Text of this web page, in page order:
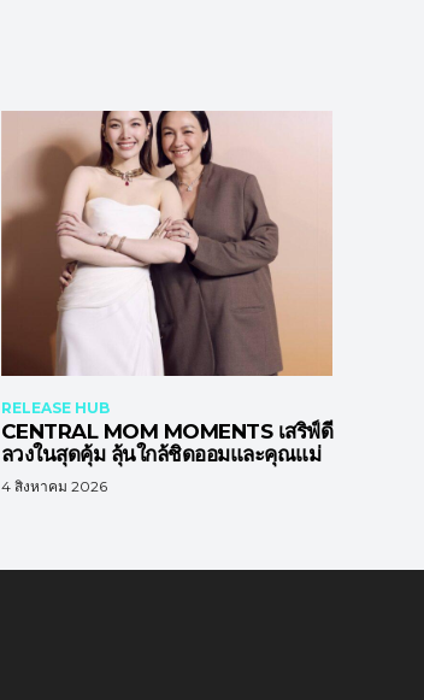
RELEASE HUB
CENTRAL MOM MOMENTS เสริฟ์ดี
ลวงในสุดคุ้ม ลุ้นใกล้ชิดออมและคุณแม่
4 สิงหาคม 2026